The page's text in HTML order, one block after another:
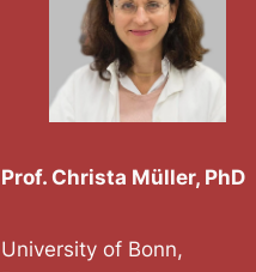
Prof. Christa Müller, PhD
University of Bonn,